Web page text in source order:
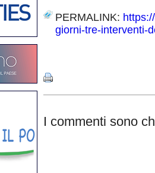
PERMALINK:
giorni-tre-interventi-
I commenti sono